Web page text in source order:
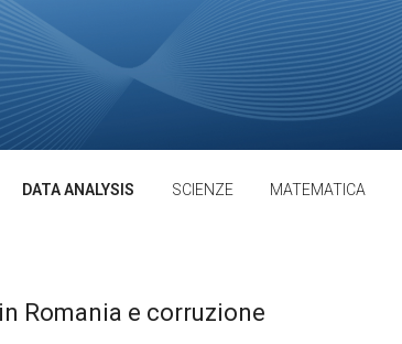
DATA ANALYSIS SCIENZE MATEMATICA
Romania e corruzione